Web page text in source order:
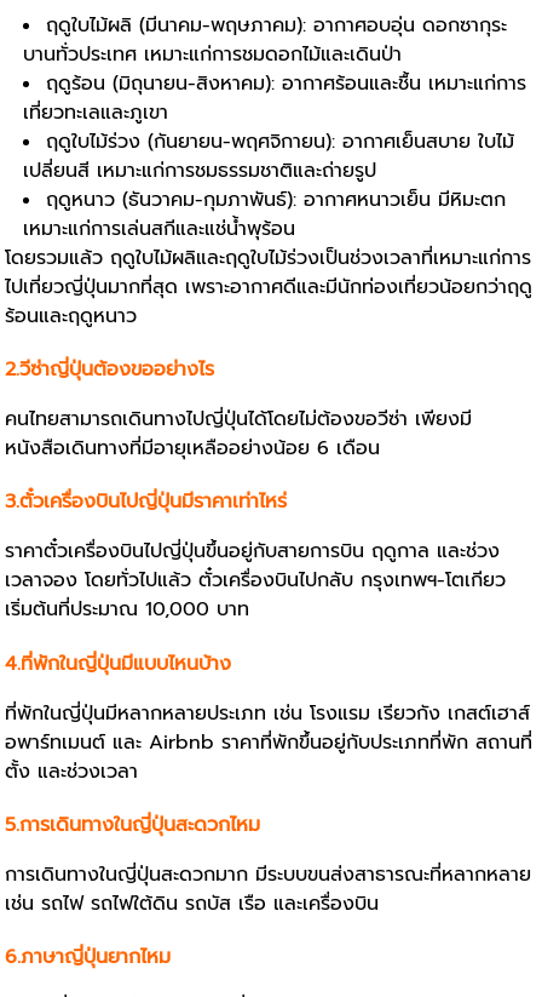
ฤดูใบไม้ผลิ (มีนาคม-พฤษภาคม): อากาศอบอุ่น ดอกซากุระ
บานทั่วประเทศ เหมาะแก่การชมดอกไม้และเดินป่า
ฤดูร้อน (มิถุนายน-สิงหาคม): อากาศร้อนและชื้น เหมาะแก่การ
เที่ยวทะเลและภูเขา
ฤดูใบไม้ร่วง (กันยายน-พฤศจิกายน): อากาศเย็นสบาย ใบไม้
เปลี่ยนสี เหมาะแก่การชมธรรมชาติและถ่ายรูป
ฤดูหนาว (ธันวาคม-กุมภาพันธ์): อากาศหนาวเย็น มีหิมะตก
เหมาะแก่การเล่นสกีและแช่น้ำพุร้อน
โดยรวมแล้ว ฤดูใบไม้ผลิและฤดูใบไม้ร่วงเป็นช่วงเวลาที่เหมาะแก่การ
ไปเที่ยวญี่ปุ่นมากที่สุด เพราะอากาศดีและมีนักท่องเที่ยวน้อยกว่าฤดู
ร้อนและฤดูหนาว
2.วีซ่าญี่ปุ่นต้องขออย่างไร
คนไทยสามารถเดินทางไปญี่ปุ่นได้โดยไม่ต้องขอวีซ่า เพียงมี
หนังสือเดินทางที่มีอายุเหลืออย่างน้อย 6 เดือน
3.ตั๋วเครื่องบินไปญี่ปุ่นมีราคาเท่าไหร่
ราคาตั๋วเครื่องบินไปญี่ปุ่นขึ้นอยู่กับสายการบิน ฤดูกาล และช่วง
เวลาจอง โดยทั่วไปแล้ว ตั๋วเครื่องบินไปกลับ กรุงเทพฯ-โตเกียว
เริ่มต้นที่ประมาณ 10,000 บาท
4.ที่พักในญี่ปุ่นมีแบบไหนบ้าง
ที่พักในญี่ปุ่นมีหลากหลายประเภท เช่น โรงแรม เรียวกัง เกสต์เฮาส์
อพาร์ทเมนต์ และ Airbnb ราคาที่พักขึ้นอยู่กับประเภทที่พัก สถานที่
ตั้ง และช่วงเวลา
5.การเดินทางในญี่ปุ่นสะดวกไหม
การเดินทางในญี่ปุ่นสะดวกมาก มีระบบขนส่งสาธารณะที่หลากหลาย
เช่น รถไฟ รถไฟใต้ดิน รถบัส เรือ และเครื่องบิน
6.ภาษาญี่ปุ่นยากไหม